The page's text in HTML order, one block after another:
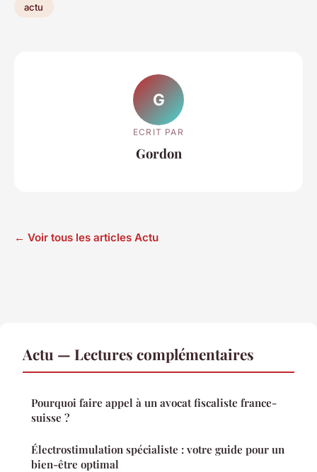
actu
G
ECRIT PAR
Gordon
← Voir tous les articles Actu
Actu — Lectures complémentaires
Pourquoi faire appel à un avocat fiscaliste france-
suisse ?
Électrostimulation spécialiste : votre guide pour un
bien-être optimal